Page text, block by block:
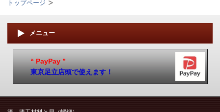
トップページ
メニュー
“ PayPay ”
東京足立店頭で使えます！